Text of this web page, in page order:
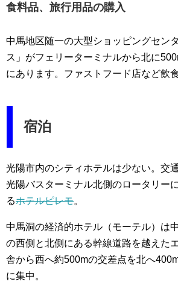
食料品、旅行用品の購入
中馬地区随一の大型ショッピングセン
ス」がフェリーターミナルから北に
にあります。ファストフード店など飲食
宿泊
光陽市内のシティホテルは少ない。交
光陽バスターミナル北側のロータリー
るホテルピレモ。
中馬洞の経済的ホテル（モーテル）は
の西側と北側にある幹線道路を越えた
舎から西へ約500mの交差点を北へ
に集中。